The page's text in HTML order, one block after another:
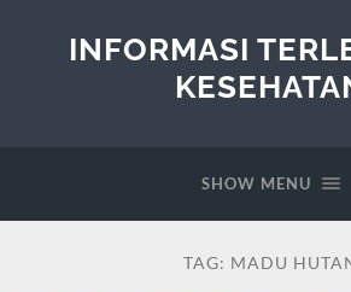
INFORMASI
SHOW MENU
TAG: MADU